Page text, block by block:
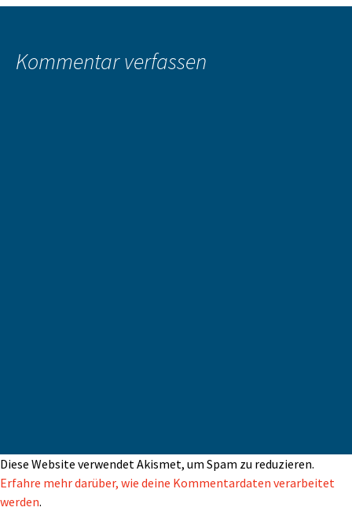
Kommentar verfassen
Diese Website verwendet Akismet, um Spam zu reduzieren.
Erfahre mehr darüber, wie deine Kommentardaten verarbeitet
werden.